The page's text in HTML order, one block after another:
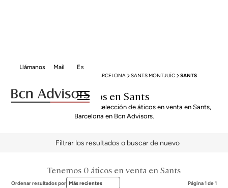
Mail
Llámanos Es
BARCELONA SANTS MONTJUÏC SANTS
Áticos en Sants
Descubre nuestra exclusiva selección de áticos en venta en Sants,
Barcelona en Bcn Advisors.
Filtrar los resultados o buscar de nuevo
Tenemos 0 áticos en venta en Sants
Ordenar resultados por Más recientes Página 1 de 1